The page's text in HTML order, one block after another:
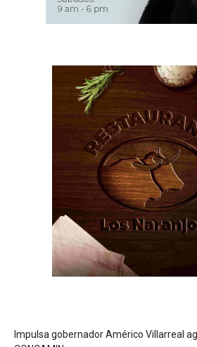
Impulsa gobernador Américo Villarreal